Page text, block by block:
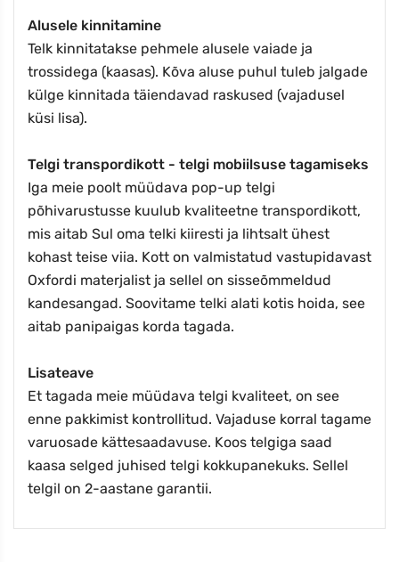
Alusele kinnitamine
Telk kinnitatakse pehmele alusele vaiade ja
trossidega (kaasas). Kõva aluse puhul tuleb jalgade
külge kinnitada täiendavad raskused (vajadusel
küsi lisa).
Telgi transpordikott - telgi mobiilsuse tagamiseks
Iga meie poolt müüdava pop-up telgi
põhivarustusse kuulub kvaliteetne transpordikott,
mis aitab Sul oma telki kiiresti ja lihtsalt ühest
kohast teise viia. Kott on valmistatud vastupidavast
Oxfordi materjalist ja sellel on sisseõmmeldud
kandesangad. Soovitame telki alati kotis hoida, see
aitab panipaigas korda tagada.
Lisateave
Et tagada meie müüdava telgi kvaliteet, on see
enne pakkimist kontrollitud. Vajaduse korral tagame
varuosade kättesaadavuse. Koos telgiga saad
kaasa selged juhised telgi kokkupanekuks. Sellel
telgil on 2-aastane garantii.